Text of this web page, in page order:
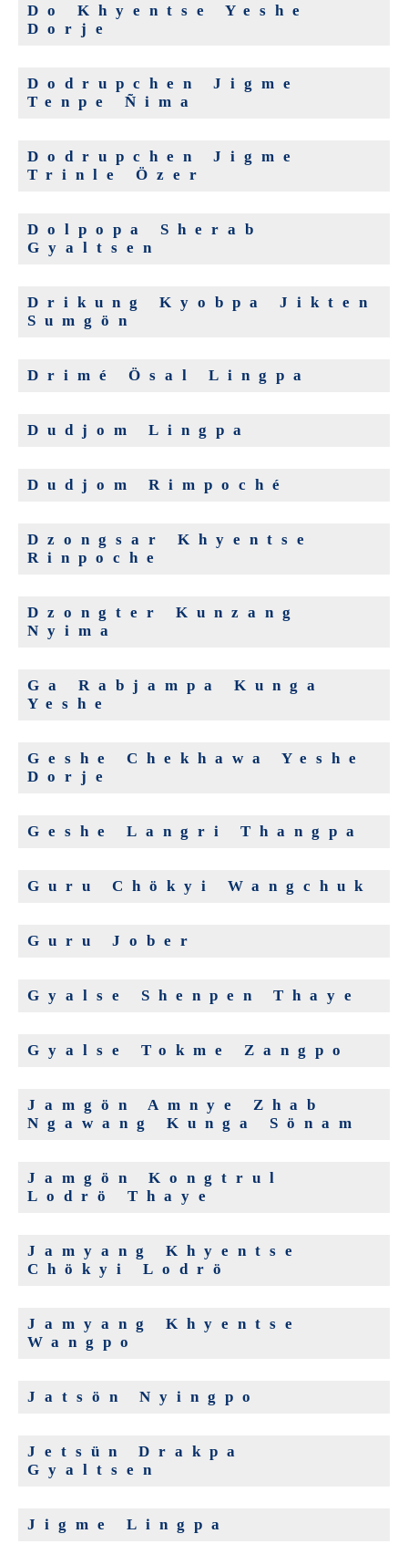
Do Khyentse Yeshe
Dorje
Dodrupchen Jigme
Tenpe Ñima
Dodrupchen Jigme
Trinle Özer
Dolpopa Sherab
Gyaltsen
Drikung Kyobpa Jikten
Sumgön
Drimé Ösal Lingpa
Dudjom Lingpa
Dudjom Rimpoché
Dzongsar Khyentse
Rinpoche
Dzongter Kunzang
Nyima
Ga Rabjampa Kunga
Yeshe
Geshe Chekhawa Yeshe
Dorje
Geshe Langri Thangpa
Guru Chökyi Wangchuk
Guru Jober
Gyalse Shenpen Thaye
Gyalse Tokme Zangpo
Jamgön Amnye Zhab
Ngawang Kunga Sönam
Jamgön Kongtrul
Lodrö Thaye
Jamyang Khyentse
Chökyi Lodrö
Jamyang Khyentse
Wangpo
Jatsön Nyingpo
Jetsün Drakpa
Gyaltsen
Jigme Lingpa